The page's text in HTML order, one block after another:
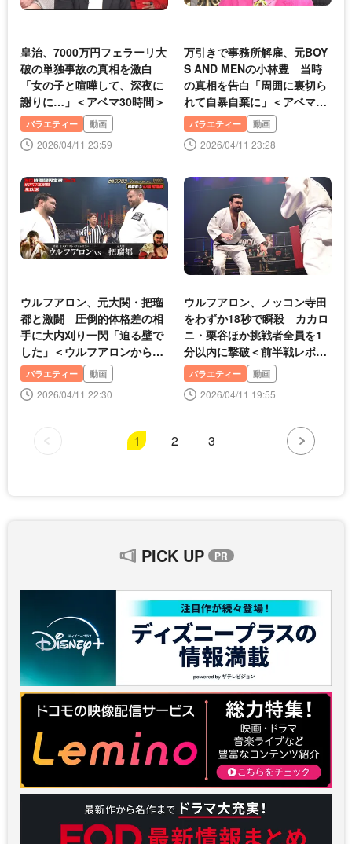
皇治、7000万円フェラーリ大
破の単独事故の真相を激白
「女の子と喧嘩して、深夜に
謝りに…」＜アベマ30時間＞
バラエティー 動画
2026/04/11 23:59
万引きで事務所解雇、元BOY
S AND MENの小林豊 当時
の真相を告白「周囲に裏切ら
れて自暴自棄に」＜アベマ30
時間＞
バラエティー 動画
2026/04/11 23:28
ウルフアロン、元大関・把瑠
都と激闘 圧倒的体格差の相
手に大内刈り一閃「迫る壁で
した」＜ウルフアロンから3
カウント取ったら1000万円＞
バラエティー 動画
2026/04/11 22:30
ウルフアロン、ノッコン寺田
をわずか18秒で瞬殺 カカロ
ニ・栗谷ほか挑戦者全員を1
分以内に撃破＜前半戦レポ・
アベマ30時間＞
バラエティー 動画
2026/04/11 19:55
1 2 3
PICK UP